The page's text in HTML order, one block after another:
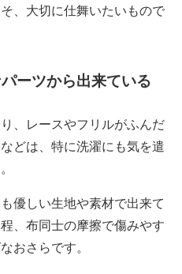
、大切に仕舞いたいもので
ーツから出来ている
、レースやフリルがふんだ
どは、特に洗濯にも気を遣
優しい生地や素材で出来て
、布同士の摩擦で傷みやす
おさらです。